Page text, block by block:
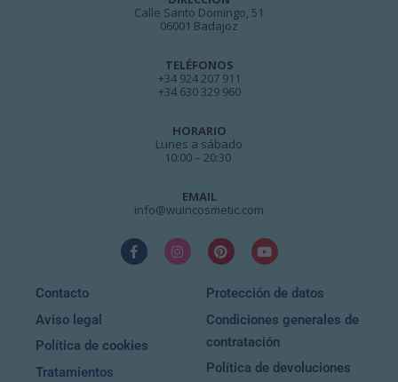
Calle Santo Domingo, 51
06001 Badajoz
TELÉFONOS
+34 924 207 911
+34 630 329 960
HORARIO
Lunes a sábado
10:00 – 20:30
EMAIL
info@wuincosmetic.com
Contacto
Aviso legal
Política de cookies
Tratamientos
Protección de datos
Condiciones generales de
contratación
Política de devoluciones